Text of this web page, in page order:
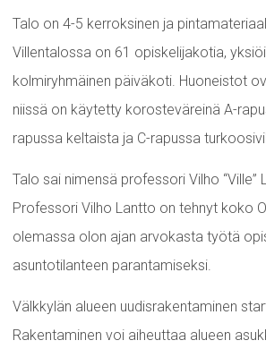
Talo on 4-5 kerroksinen ja
Villentalossa on 61 opiskelijakotia,
kolmiryhmäinen päiväkoti. Huoneistot
niissä on käytetty korosteväreinä A-
rapussa keltaista ja C-rapussa
Talo sai nimensä professori Vilho “Ville”
Professori Vilho Lantto on tehnyt koko
olemassa olon ajan arvokasta työtä
asuntotilanteen parantamiseksi.
Välkkylän alueen uudisrakentaminen
Rakentaminen voi aiheuttaa alueen